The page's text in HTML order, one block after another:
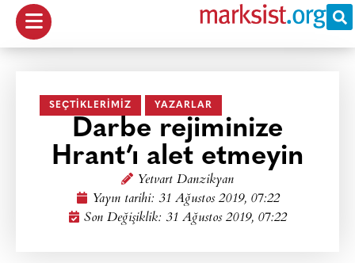
SEÇTIKLERIMIZ YAZARLAR
Darbe rejiminize
Hrant’ı alet etmeyin
Yetvart Danzikyan
Yayın tarihi: 31 Ağustos 2019, 07:22
Son Değişiklik: 31 Ağustos 2019, 07:22